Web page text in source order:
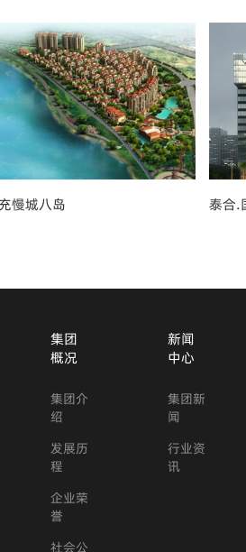
慢城八岛 泰合.
集团
概况
集团介
绍
发展历
程
企业荣
誉
社会公
新闻
中心
集团新
闻
行业资
讯